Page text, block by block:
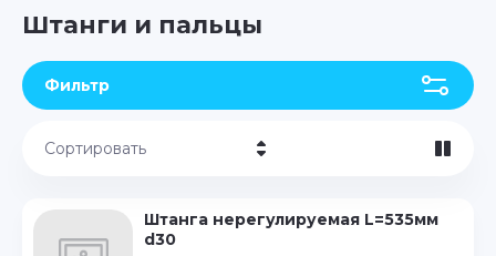
Штанги и пальцы
Фильтр
Сортировать
Цена - возрастание
Штанга нерегулируемая L=535мм
d30